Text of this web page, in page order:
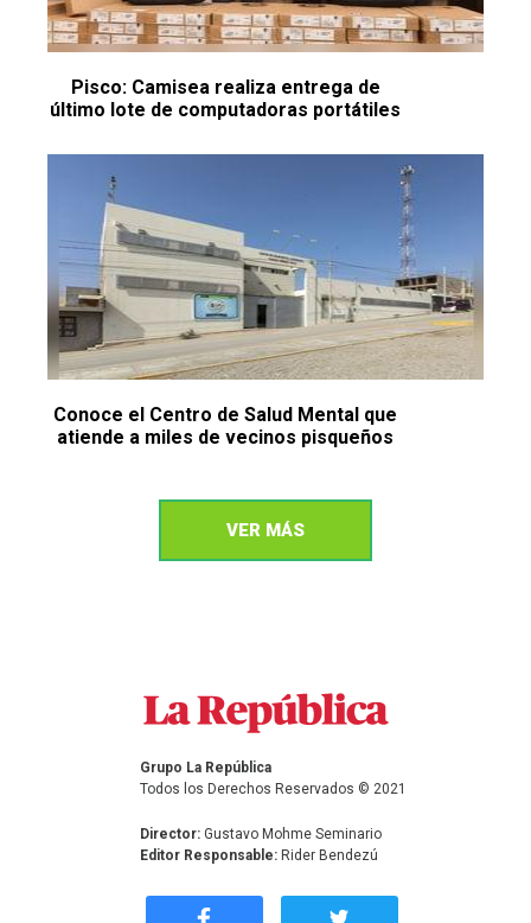
Pisco: Camisea realiza entrega de
último lote de computadoras portátiles
Conoce el Centro de Salud Mental que
atiende a miles de vecinos pisqueños
VER MÁS
Grupo La República
Todos los Derechos Reservados © 2021
Director: Gustavo Mohme Seminario
Editor Responsable: Rider Bendezú